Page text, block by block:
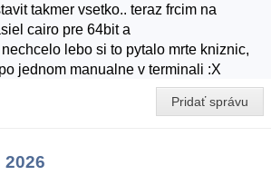
takmer vsetko.. teraz frcim na
cairo pre 64bit a
lebo si to pytalo mrte kniznic,
jednom manualne v terminali :X
Pridať správu
2026